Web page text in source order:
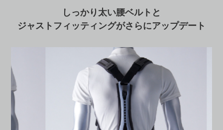
しっかり太い腰ベルトと
ジャストフィッティングがさらにアップデート